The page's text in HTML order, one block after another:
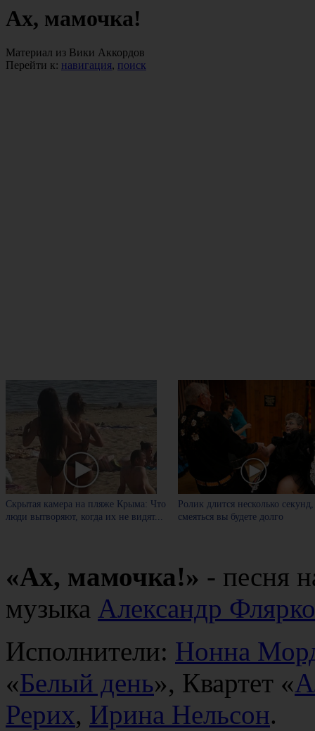
Ах, мамочка!
Материал из Вики Аккордов
Перейти к: навигация, поиск
Скрытая камера на пляже Крыма: Что
люди вытворяют, когда их не видят...
Ролик длится несколько
смеяться вы будете долго
«Ах, мамочка!» - песня
музыка Александр
Исполнители: Нонна
«Белый день», Квартет «
Рерих, Ирина Нельсон.